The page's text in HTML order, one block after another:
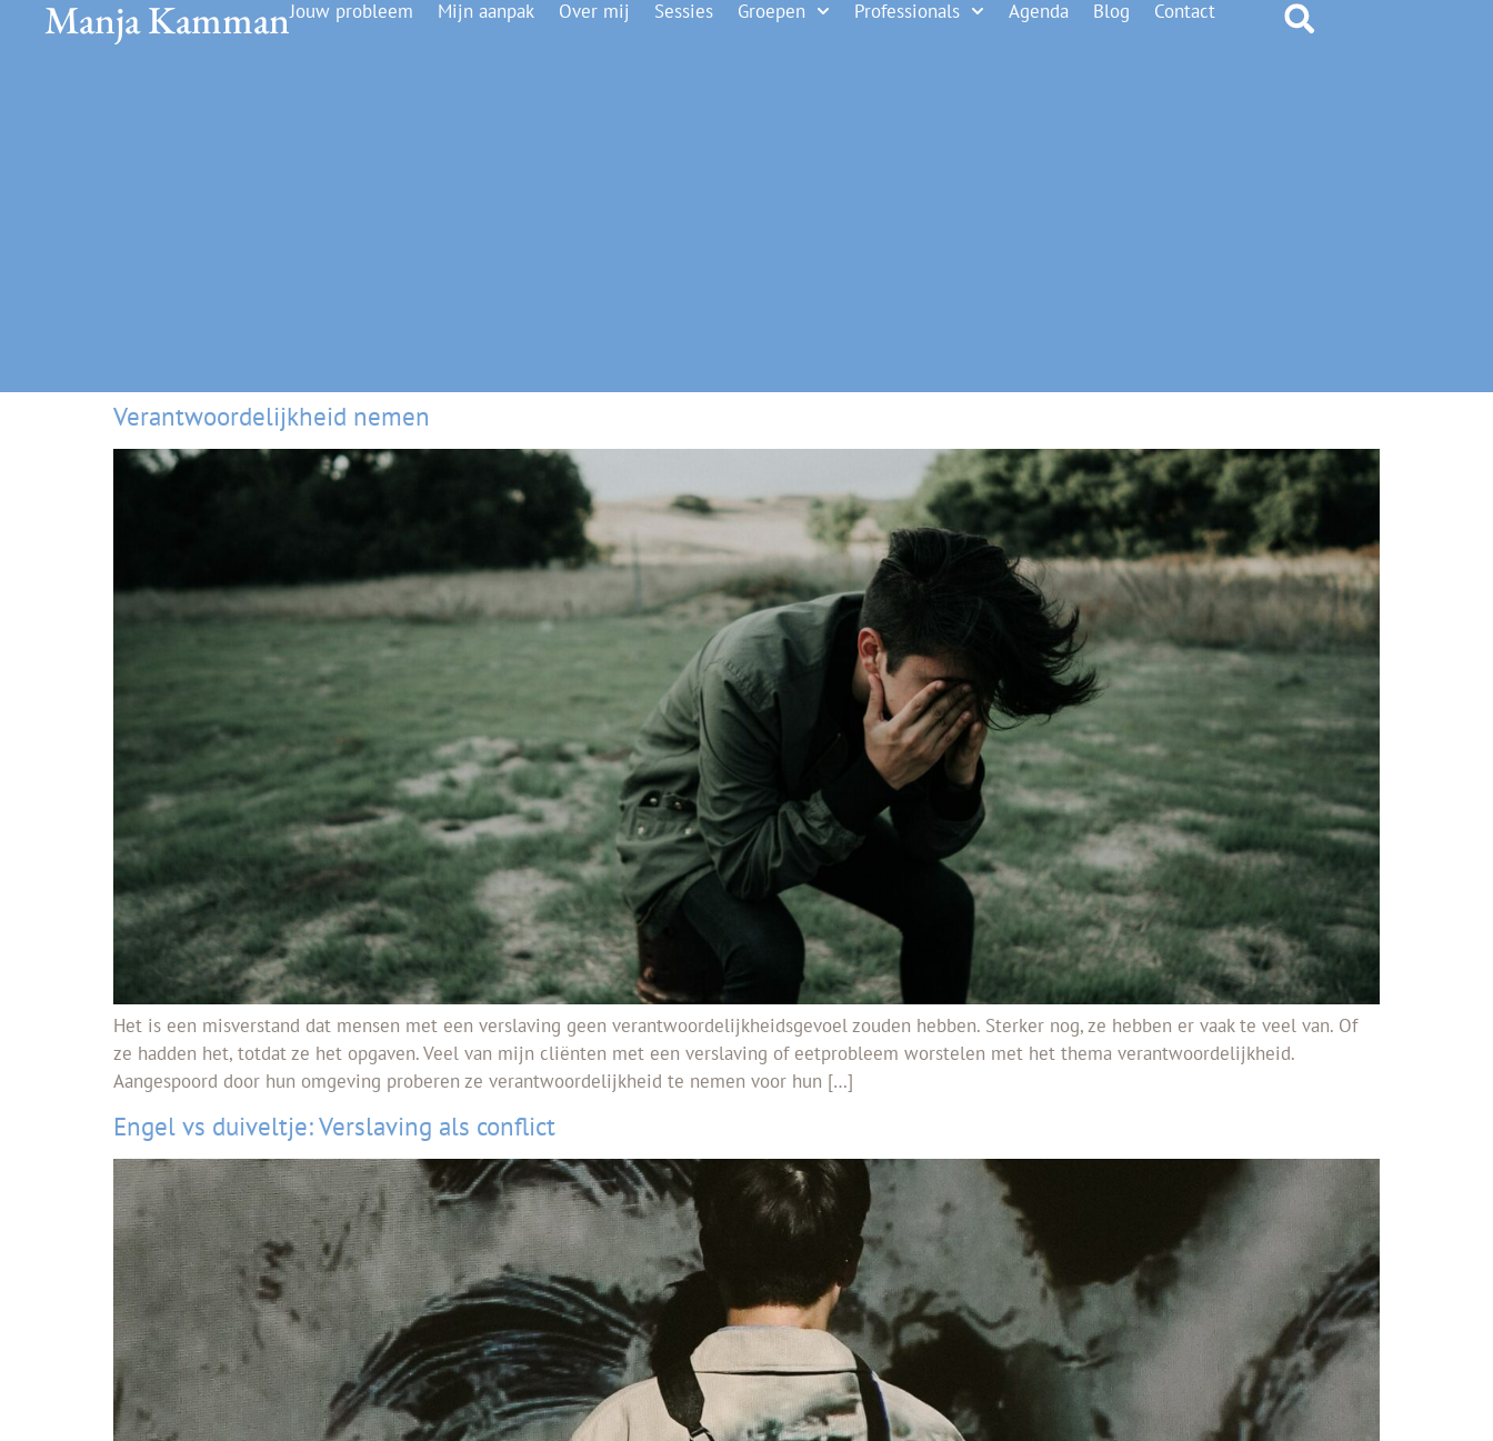
Manja KammanJouw probleem Mijn aanpak Over mij Sessies Groepen Professionals Agenda Blog Contact
Verantwoordelijkheid nemen
Het is een misverstand dat mensen met een verslaving geen verantwoordelijkheidsgevoel zouden hebben. Sterker nog, ze hebben er vaak te veel van. Of
ze hadden het, totdat ze het opgaven. Veel van mijn cliënten met een verslaving of eetprobleem worstelen met het thema verantwoordelijkheid.
Aangespoord door hun omgeving proberen ze verantwoordelijkheid te nemen voor hun […]
Engel vs duiveltje: Verslaving als conflict